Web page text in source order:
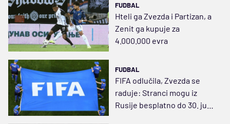
FUDBAL
Hteli ga Zvezda i Partizan, a
Zenit ga kupuje za
4.000.000 evra
FUDBAL
FIFA odlučila, Zvezda se
raduje: Stranci mogu iz
Rusije besplatno do 30. juna